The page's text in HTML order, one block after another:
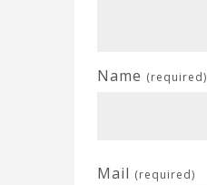
Name (required)
Mail (required)